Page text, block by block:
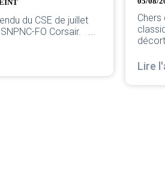
La direction vient de sortir sa
corporate. On va la